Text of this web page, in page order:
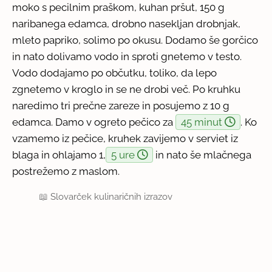
moko s pecilnim praškom, kuhan pršut, 150 g
naribanega edamca, drobno nasekljan drobnjak,
mleto papriko, solimo po okusu. Dodamo še gorčico
in nato dolivamo vodo in sproti gnetemo v testo.
Vodo dodajamo po občutku, toliko, da lepo
zgnetemo v kroglo in se ne drobi več. Po kruhku
naredimo tri prečne zareze in posujemo z 10 g
edamca. Damo v ogreto pečico za
45 minut
. Ko
vzamemo iz pečice, kruhek zavijemo v serviet iz
blaga in ohlajamo 1, 5 ure
in nato še mlačnega
postrežemo z maslom.
📖Slovarček kulinaričnih izrazov